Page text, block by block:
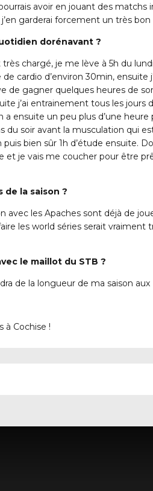
avoir en jouant des matchs
garderai forcement un très bon
dorénavant ?
chargé, je me lève à 5h du
cardio d’environ 30min, ensuite
de gagner quelques heures de
j’ai entrainement tous les jours
a ensuite un peu plus d’une heure
du soir avant la musculation qui
bien sûr 1h d’étude ensuite.
et je vais me coucher pour être
la saison ?
avec les Apaches sont déjà de
les world séries serait
le maillot du STB ?
de la longueur de ma saison
à Cochise !